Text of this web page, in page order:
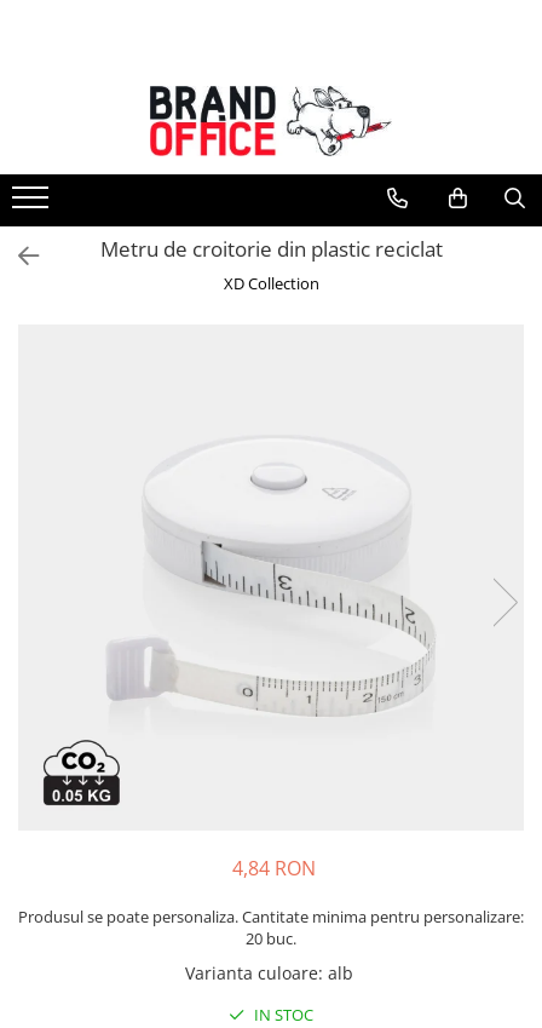
Unitate Protejata - PRODUCTIE
Hartie copiator si produse
tipografice
Produse consumabile din hartie
Detergenti si dezinfectanti
Hartie si articole din hartie
Bibliorafturi, caiete mecanice,
Capsatoare, capse si perforatoare
Caiete si blocnotesuri
Dosare, folii protectie si mape
Etichetare si ambalare
Arhivare si depozitare
Pixuri metalice
Metru de croitorie din plastic reciclat
XD Collection
4,84 RON
Produsul se poate personaliza. Cantitate minima pentru personalizare:
20 buc.
Varianta culoare: alb
IN STOC